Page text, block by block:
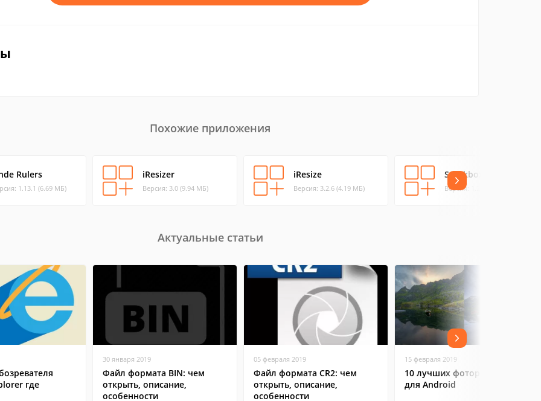
Похожие приложения
Rulers
1.13.1 (6.69 МБ)
iResizer
Версия: 3.0 (9.94 МБ)
iResize
Версия: 3.2.6 (4.19 МБ)
Sparkbox
Версия: 1.2.2 (3.27 МБ)
Актуальные статьи
где
30 января 2019
Файл формата BIN: чем
открыть, описание,
особенности
05 февраля 2019
Файл формата CR2: чем
открыть, описание,
особенности
15 февраля 2019
10 лучших фоторедакторов
для Android